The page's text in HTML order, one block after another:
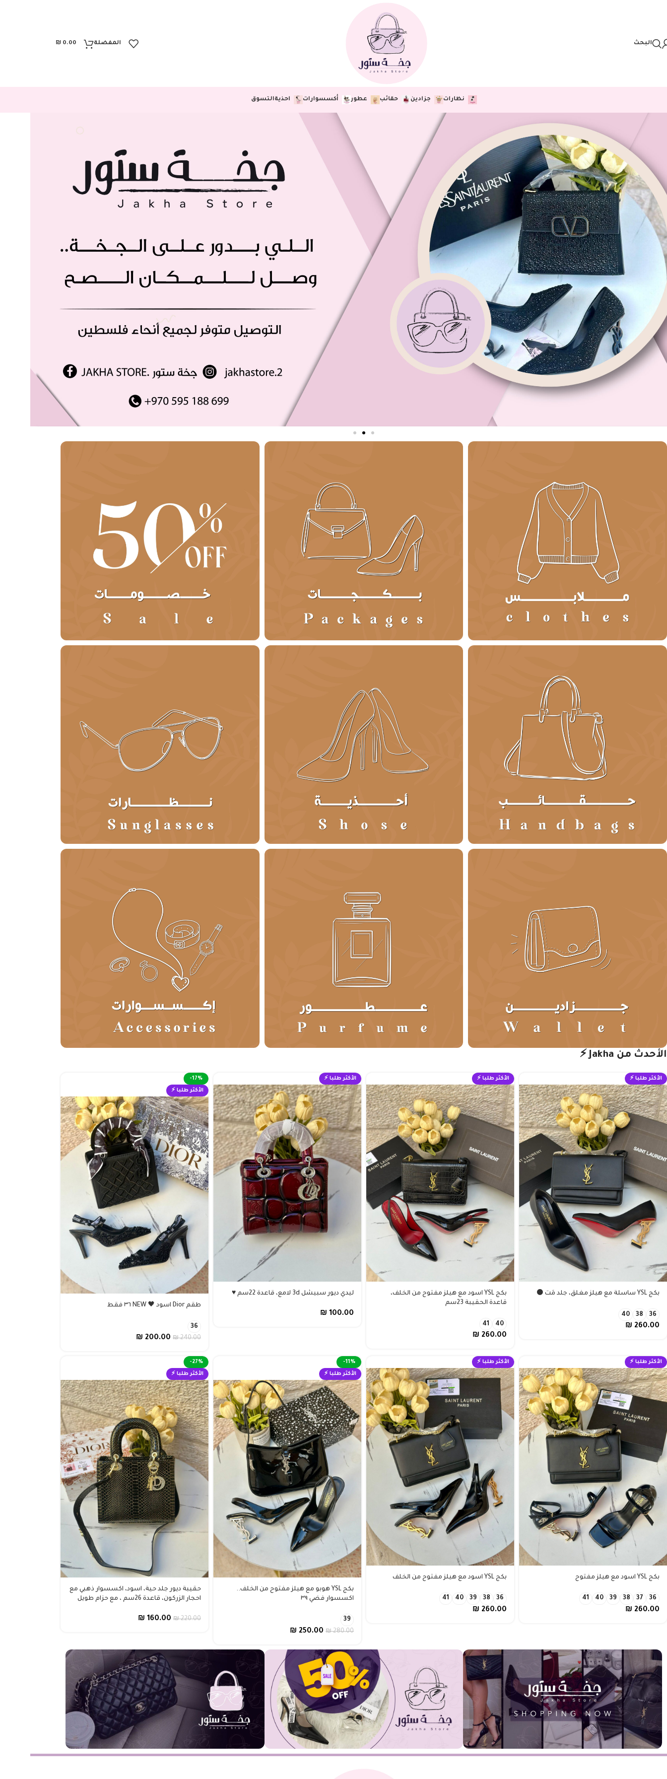
البحث المفضلة ₪ 0.00
نظارات جزادين حقائب عطور أكسسوارات احذيةالتسوق
الأحدث من Jakha ⚡
الأكثر طلبا ⚡
بكج YSL ساسلة مع هيلز مغلق، جلد مَت ⚫️
36
38
40
₪ 260.00
الأكثر طلبا ⚡
بكج YSL اسود مع هيلز مفتوح من الخلف،
قاعدة الحقيبة 23سم
40
41
₪ 260.00
الأكثر طلبا ⚡
ليدي ديور سبيشل 3d لامع، قاعدة 22سم ♥️
₪ 100.00
-17%
الأكثر طلبا ⚡
طقم Dior اسود 🖤 NEW ٣٦ فقط
36
₪240.00
₪ 200.00
الأكثر طلبا ⚡
بكج YSL اسود مع هيلز مفتوح
36
37
38
39
40
41
₪ 260.00
الأكثر طلبا ⚡
بكج YSL اسود مع هيلز مفتوح من الخلف
36
38
39
40
41
₪ 260.00
-11%
الأكثر طلبا ⚡
بكج YSL هوبو مع هيلز مفتوح من الخلف..
اكسسوار فضي ٣٩
39
₪280.00
₪ 250.00
-27%
الأكثر طلبا ⚡
حقيبة ديور جلد حية، اسود، اكسسوار ذهبي مع
احجار الزركون، قاعدة 26سم ، مع حزام طويل
₪220.00
₪ 160.00